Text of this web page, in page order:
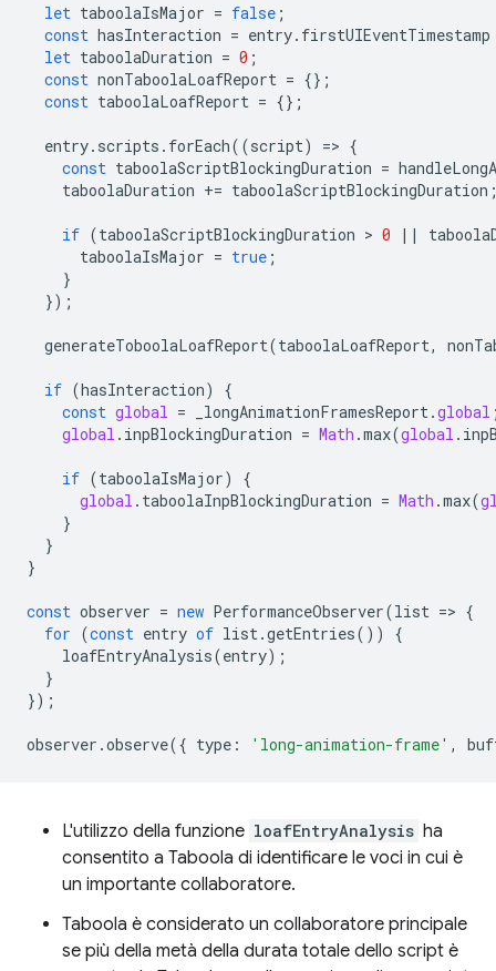
let taboolaIsMajor = false ;
const hasInteraction = entry. firstUIEventTimestamp
let taboolaDuration = 0 ;
const nonTaboolaLoafReport = {};
const taboolaLoafReport = {};
entry. scripts . forEach((script) => {
const taboolaScriptBlockingDuration =
taboolaDuration += taboolaScriptBlockingDuration
if (taboolaScriptBlockingDuration > 0 ||
taboolaIsMajor = true ;
}
});
generateToboolaLoafReport(taboolaLoafReport,
if (hasInteraction)
{
const global = _longAnimationFramesReport .global
global . inpBlockingDuration = Math .max(global .
if (taboolaIsMajor)
{
global . taboolaInpBlockingDuration = Math .max(
}
}
}
const observer = new PerformanceObserver(list => {
for (const entry of list .getEntries())
{
loafEntryAnalysis(entry);
}
});
observer .observe({ type : 'long-animation-frame' ,
L'utilizzo della funzione loafEntryAnalysis ha
consentito a Taboola di identificare le voci in cui è
un importante collaboratore.
Taboola è considerato un collaboratore principale
se più della metà della durata totale dello script è